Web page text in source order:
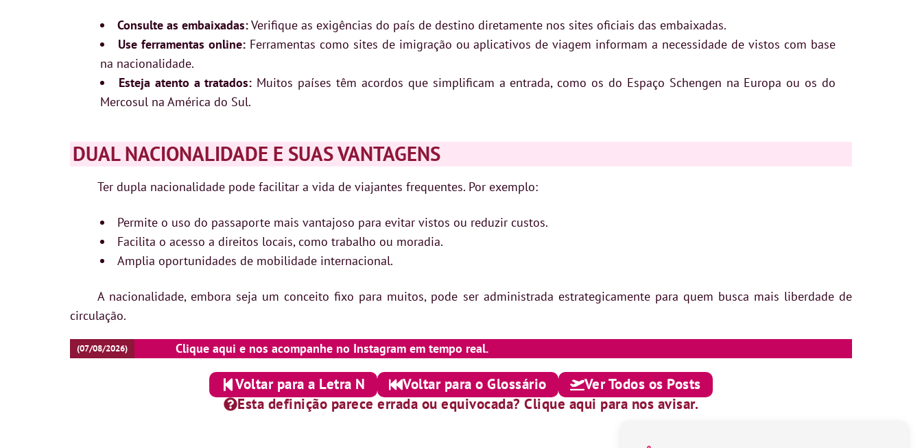
Consulte as embaixadas:Verifique as exigências do país de destino diretamente nos sites oficiais das embaixadas.
Use ferramentas online:Ferramentas como sites de imigração ou aplicativos de viagem informam a necessidade de vistos com base
na nacionalidade.
Esteja atento a tratados: Muitos países têm acordos que simplificam a entrada, como os do Espaço Schengen na Europa ou os do
Mercosul na América do Sul.
DUAL NACIONALIDADE E SUAS VANTAGENS
Ter dupla nacionalidade pode facilitar a vida de viajantes frequentes. Por exemplo:
Permite o uso do passaporte mais vantajoso para evitar vistos ou reduzir custos.
Facilita o acesso a direitos locais, como trabalho ou moradia.
Amplia oportunidades de mobilidade internacional.
A nacionalidade, embora seja um conceito fixo para muitos, pode ser administrada estrategicamente para quem busca mais liberdade de
circulação.
(07/08/2026) Clique aqui e nos acompanhe no Instagram em tempo real.
Voltar para a Letra N Voltar para o Glossário
Ver Todos os Posts
Esta definição parece errada ou equivocada? Clique aqui para nos avisar.